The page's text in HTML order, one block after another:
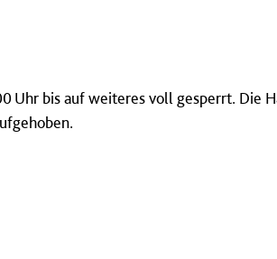
Uhr bis auf weiteres voll gesperrt. Die